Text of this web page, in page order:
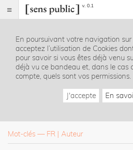
v. 0.1
Index
Rubriques
Essais
La
En poursuivant votre navigation sur
acceptez l’utilisation de Cookies
pour savoir si vous êtes déjà venu
déjà vu ce bandeau et, dans le cas
compte, quels sont vos permissions.
J'accepte En
Mot-clés — FR Auteur